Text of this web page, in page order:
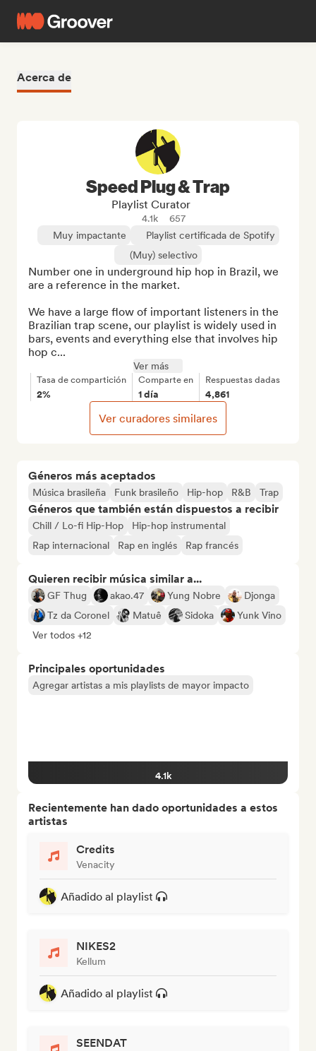
Acerca de
Géneros más aceptados
Música brasileña Funk brasileño Hip-hop R&B Trap
Géneros que también están dispuestos a recibir
Chill / Lo-fi Hip-Hop
Hip-hop instrumental
Rap internacional
Rap en inglés Rap francés
Quieren recibir música similar a...
GF Thug akao.47 Yung Nobre
Djonga
Tz da Coronel
Matuê Sidoka
Yunk Vino
Ver todos +12
Principales oportunidades
Agregar artistas a mis playlists de mayor impacto
4.1k
Recientemente han dado oportunidades a estos
artistas
Credits
Venacity
Añadido al playlist
NIKES2
Kellum
Añadido al playlist
SEENDAT
Speed Plug & Trap
Playlist Curator
4.1k
657
Muy impactante
Playlist certificada de Spotify
(Muy) selectivo
Number one in underground hip hop in Brazil, we
are a reference in the market.
We have a large flow of important listeners in the
Brazilian trap scene, our playlist is widely used in
bars, events and everything else that involves hip
hop c...
Ver más
Tasa de compartición
2%
Comparte en
1 día
Respuestas dadas
4,861
Ver curadores similares